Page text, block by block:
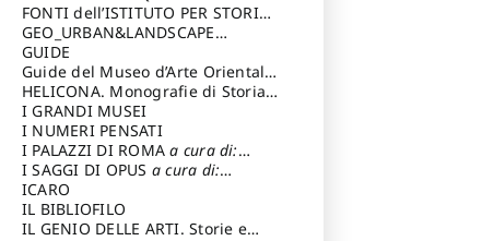
FONTI dell’ISTITUTO PER STORIA
DEL RISORGIMENTO
GEO_URBAN&LANDSCAPE
PLANNING (GULP)
Trusiani Elio
GUIDE
Guide del Museo d’Arte Orientale
“Giuseppe Tucci”
HELICONA. Monografie di Storia
dell'Artea cura di: Gallo Marco
I GRANDI MUSEI
I NUMERI PENSATI
I PALAZZI DI ROMAa cura di:
Ippoliti Alessandro
I SAGGI DI OPUS a cura di:
Scalesse Tommaso
ICARO
IL BIBLIOFILO
IL GENIO DELLE ARTI. Storie e